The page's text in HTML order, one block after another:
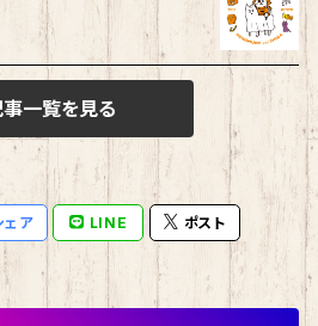
一覧を見る
ェア LINE ポスト